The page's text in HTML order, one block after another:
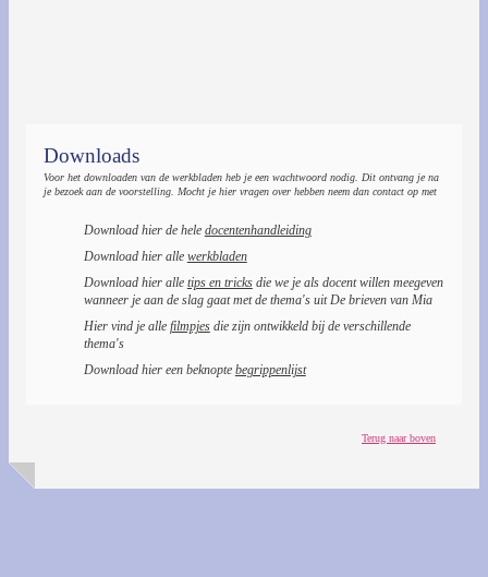
Downloads
Voor het downloaden van de werkbladen heb je een wachtwoord nodig. Dit ontvang je na
je bezoek aan de voorstelling. Mocht je hier vragen over hebben neem dan contact op met
Download hier de hele docentenhandleiding
Download hier alle werkbladen
Download hier alle tips en tricksdie we je als docent willen meegeven
wanneer je aan de slag gaat met de thema's uit De brieven van Mia
Hier vind je alle filmpjesdie zijn ontwikkeld bij de verschillende
thema's
Download hier een beknopte begrippenlijst
Terug naar boven